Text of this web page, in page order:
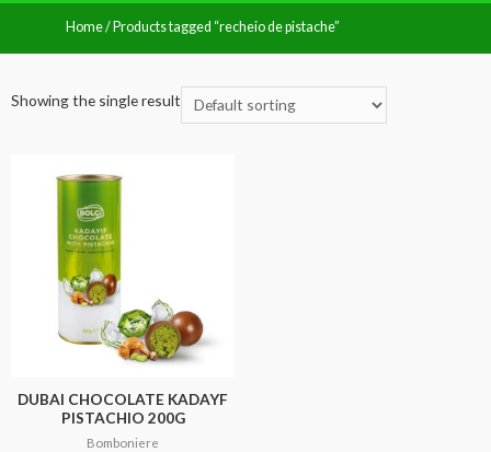
Home/ Products tagged “recheio de pistache”
Showing the single result
DUBAI CHOCOLATE KADAYF
PISTACHIO 200G
Bomboniere